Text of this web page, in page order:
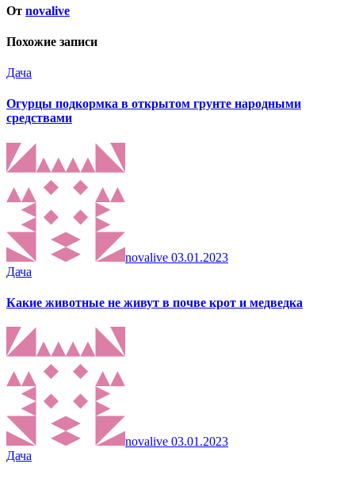
От novalive
Похожие записи
Дача
Огурцы подкормка в открытом грунте народными
средствами
novalive 03.01.2023
Дача
Какие животные не живут в почве крот и медведка
novalive 03.01.2023
Дача